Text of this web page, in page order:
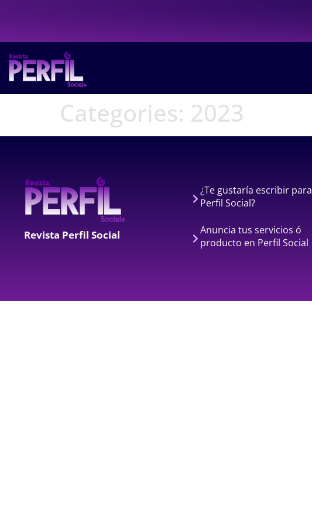
Categories: 2023
Revista Perfil Social
¿Te gustaría escribir para
Perfil Social?
Anuncia tus servicios ó
producto en Perfil Social